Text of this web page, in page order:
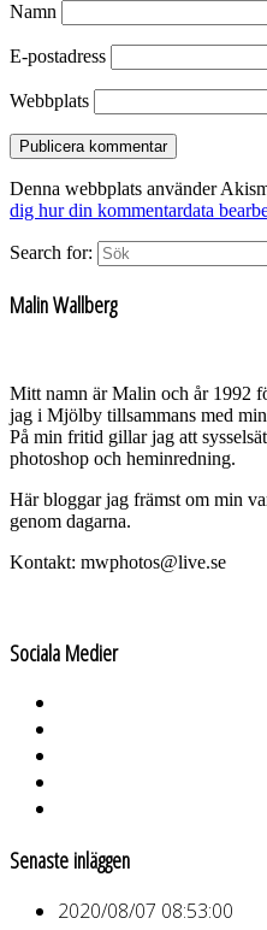
Namn
E-postadress
Webbplats
Denna webbplats använder
dig hur din kommentardata
Search for:
Malin Wallberg
Mitt namn är Malin och år 1992
jag i Mjölby tillsammans med
På min fritid gillar jag att
photoshop och heminredning.
Här bloggar jag främst om min
genom dagarna.
Kontakt: mwphotos@live.se
Sociala Medier
Senaste inläggen
2020/08/07 08:53:00